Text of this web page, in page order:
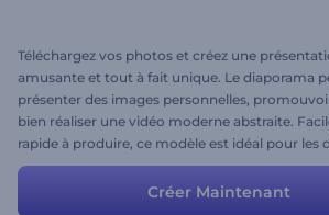
Téléchargez vos photos et créez une
amusante et tout à fait unique. Le diaporama
présenter des images personnelles,
bien réaliser une vidéo moderne abstraite.
rapide à produire, ce modèle est idéal pour les
Créer Maintenant